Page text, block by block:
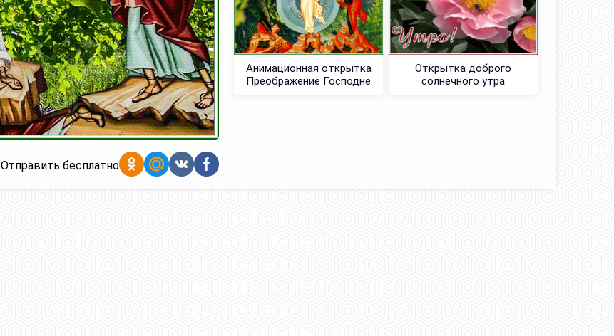
Отправить бесплатно
Анимационная открытка
Преображение Господне
Открытка доброго
солнечного утра